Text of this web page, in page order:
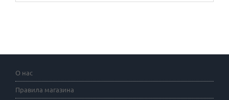
О нас
Правила магазина